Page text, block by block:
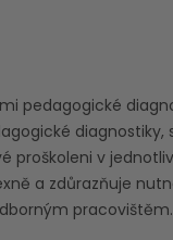
pedagogické
proškoleni v
a zdůrazňuje
pracovištěm.